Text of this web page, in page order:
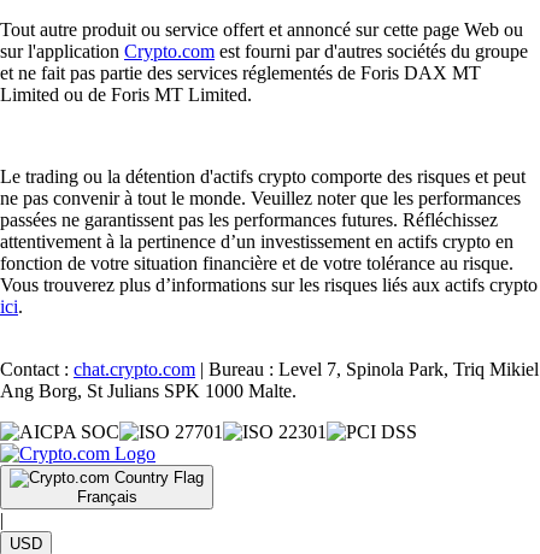
Tout autre produit ou service offert et annoncé sur cette page Web ou
sur l'application Crypto.com est fourni par d'autres sociétés du groupe
et ne fait pas partie des services réglementés de Foris DAX MT
Limited ou de Foris MT Limited.
Le trading ou la détention d'actifs crypto comporte des risques et peut
ne pas convenir à tout le monde. Veuillez noter que les performances
passées ne garantissent pas les performances futures. Réfléchissez
attentivement à la pertinence d’un investissement en actifs crypto en
fonction de votre situation financière et de votre tolérance au risque.
Vous trouverez plus d’informations sur les risques liés aux actifs crypto
ici.
Contact : chat.crypto.com | Bureau : Level 7, Spinola Park, Triq Mikiel
Ang Borg, St Julians SPK 1000 Malte.
Français
|
USD